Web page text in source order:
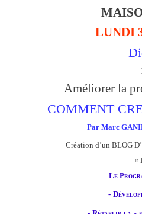
LUNDI
Améliorer la
COMMENT
Par Marc
Création d’un BLOG
«
Le
-